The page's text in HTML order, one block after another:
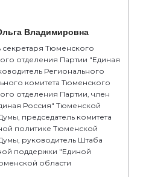
Владимировна
секретаря Тюменского
отделения Партии "Единая
Регионального
комитета Тюменского
отделения Партии, член
Россия" Тюменской
председатель комитета
политике Тюменской
руководитель Штаба
поддержки "Единой
области